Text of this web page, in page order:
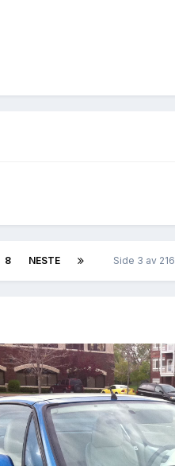
8 NESTE Side 3 av 216